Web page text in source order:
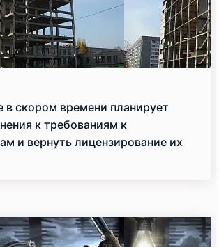
в скором времени планирует
к требованиям к
и вернуть лицензирование их